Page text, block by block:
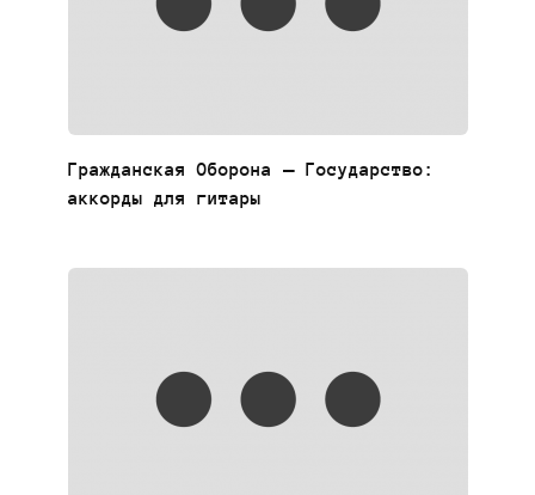
Гражданская Оборона — Государство:
аккорды для гитары